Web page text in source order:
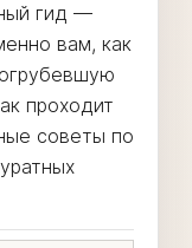
гид —
вам, как
проходит
советы по